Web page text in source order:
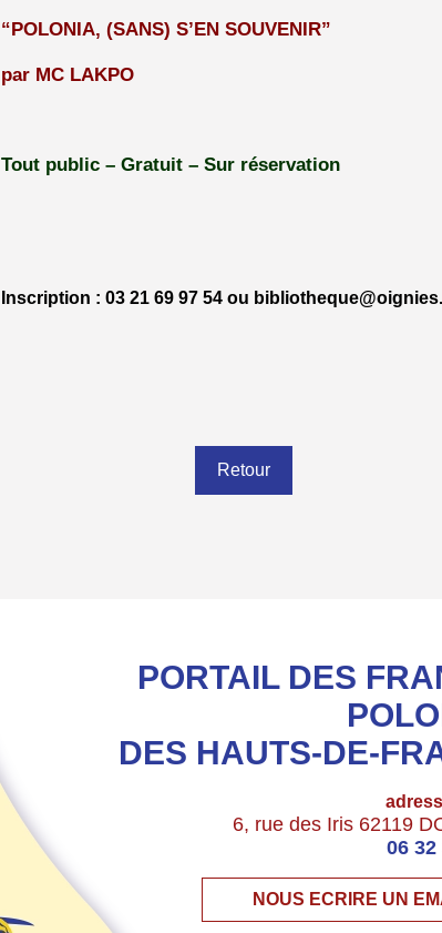
“POLONIA, (SANS) S’EN SOUVENIR”
par MC LAKPO
Tout public – Gratuit – Sur réservation
Inscription : 03 21 69 97 54 ou
Retour
PORTAIL DES
DES HAUTS-DE-
6, rue des Iris 62119
06 32
NOUS ECRIRE UN